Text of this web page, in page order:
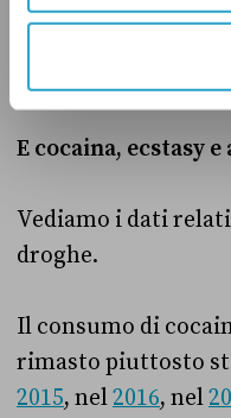
E cocaina, ecstasy
Vediamo i dati
droghe.
Il consumo di
rimasto piuttosto
2015, nel2016, nel